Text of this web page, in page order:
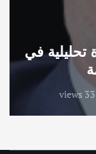
كلباء
46 views